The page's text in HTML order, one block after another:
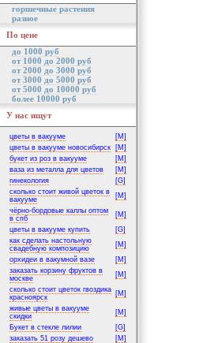
горшечные растения
разное
По цене
до 1000 руб
от 1000 до 2000 руб
от 2000 до 3000 руб
от 3000 до 5000 руб
от 5000 до 10000 руб
более 10000 руб
У нас ищут
цветы в вакууме
[M]
цветы в вакууме новосибирск
[M]
букет из роз в вакууме
[M]
ваза из металла для цветов
[M]
гинекология
[G]
сколько стоит живой цветок в
вакууме
[M]
чёрно-бордовые каллы оптом
в спб
[M]
цветы в вакууме купить
[G]
как сделать настольную
свадебную композицию
[M]
орхидеи в вакумной вазе
[M]
заказать корзину фруктов в
москве
[M]
сколько стоит цветок гвоздика
красноярск
[M]
живые цветы в вакууме
скидки
[M]
Букет в стекле лилии
[G]
заказать 51 розу дешево
[M]